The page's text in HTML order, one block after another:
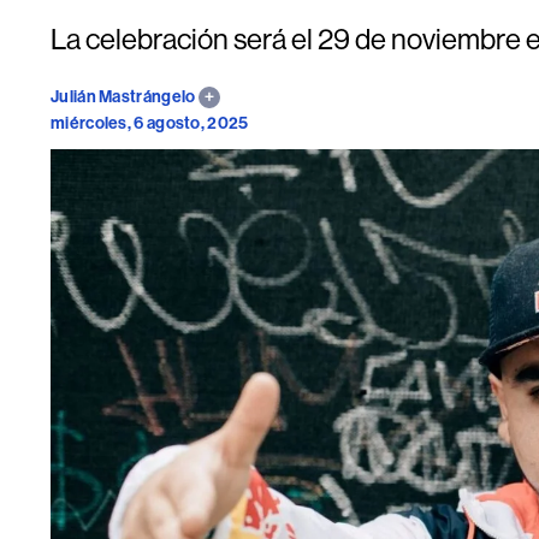
La celebración será el 29 de noviembre
Julián Mastrángelo
miércoles, 6 agosto, 2025